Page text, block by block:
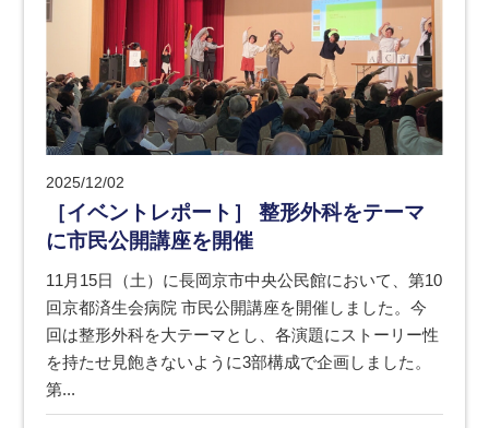
2025/12/02
［イベントレポート］ 整形外科をテーマ
に市民公開講座を開催
11月15日（土）に長岡京市中央公民館において、第10
回京都済生会病院 市民公開講座を開催しました。今
回は整形外科を大テーマとし、各演題にストーリー性
を持たせ見飽きないように3部構成で企画しました。
第...